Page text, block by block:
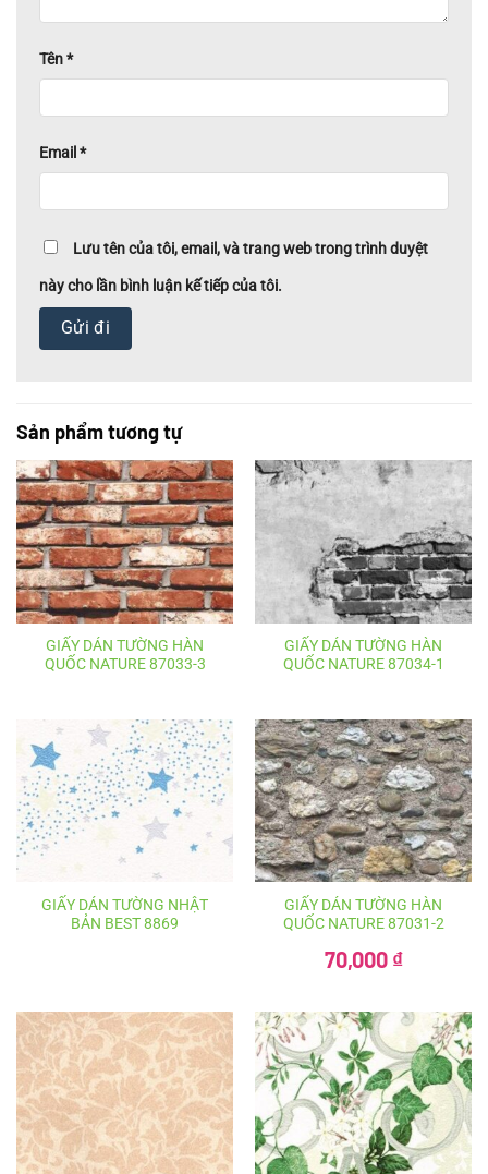
Tên*
Email *
Lưu tên của tôi, email, và trang web trong trình duyệt
này cho lần bình luận kế tiếp của tôi.
Sản phẩm tương tự
GIẤY DÁN TƯỜNG HÀN
QUỐC NATURE 87033-3
GIẤY DÁN TƯỜNG HÀN
QUỐC NATURE 87034-1
GIẤY DÁN TƯỜNG NHẬT
BẢN BEST 8869
GIẤY DÁN TƯỜNG HÀN
QUỐC NATURE 87031-2
gốc
70,000 ₫
là:
70,000 ₫.